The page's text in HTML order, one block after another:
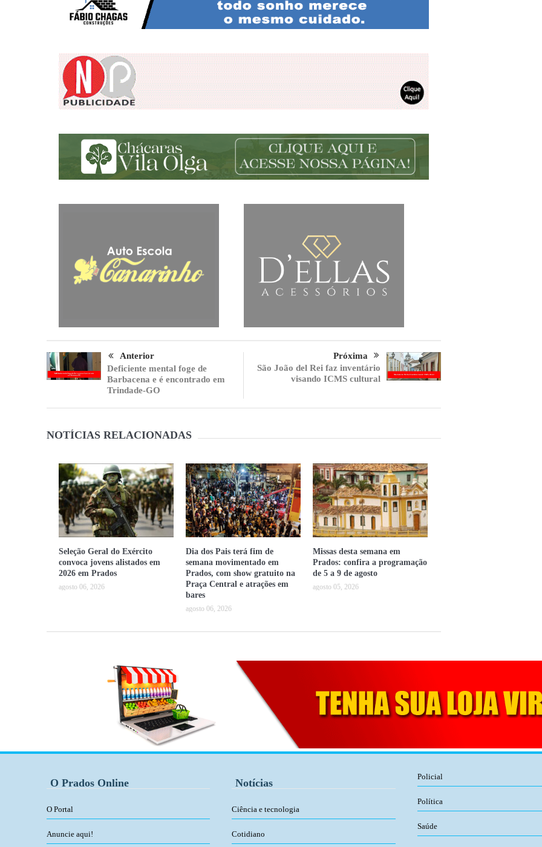
Anterior
Deficiente mental foge de
Barbacena e é encontrado em
Trindade-GO
Próxima
São João del Rei faz inventário
visando ICMS cultural
NOTÍCIAS RELACIONADAS
Seleção Geral do Exército
convoca jovens alistados em
2026 em Prados
agosto 06, 2026
Dia dos Pais terá fim de
semana movimentado em
Prados, com show gratuito na
Praça Central e atrações em
bares
agosto 06, 2026
Missas desta semana em
Prados: confira a programação
de 5 a 9 de agosto
agosto 05, 2026
O Prados Online
O Portal
Anuncie aqui!
Notícias
Ciência e tecnologia
Cotidiano
Policial
Política
Saúde